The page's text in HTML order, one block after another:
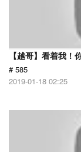
【越哥】看着我！
# 585
2019-01-18 02:25